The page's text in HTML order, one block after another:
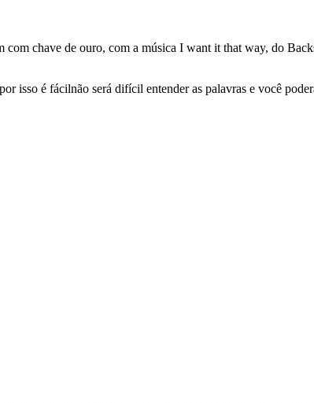
chave de ouro, com a música I want it that way, do
isso é fácilnão será difícil entender as palavras e você